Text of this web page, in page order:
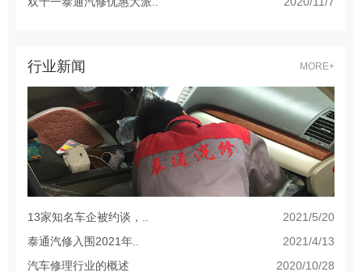
行业新闻 MORE+
2021/5/20
13家知名车企被约谈，..
2021/4/13
泰通汽修入围2021年..
2020/10/28
汽车修理行业的概述